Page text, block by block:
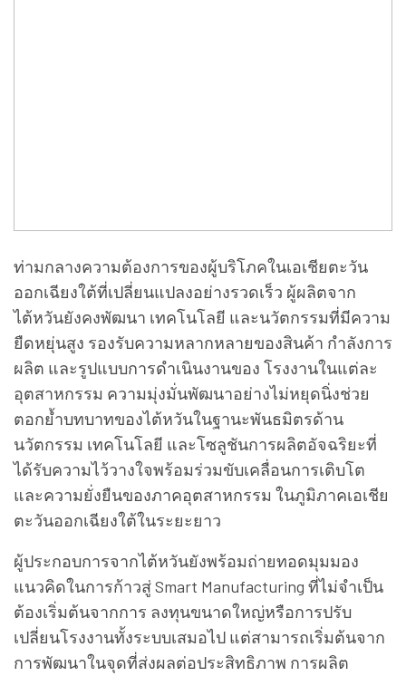
ท่ามกลางความต้องการของผู้บริโภคในเอเชียตะวัน
ออกเฉียงใต้ที่เปลี่ยนแปลงอย่างรวดเร็ว ผู้ผลิตจาก
ไต้หวันยังคงพัฒนา เทคโนโลยี และนวัตกรรมที่มีความ
ยืดหยุ่นสูง รองรับความหลากหลายของสินค้า กำลังการ
ผลิต และรูปแบบการดำเนินงานของ โรงงานในแต่ละ
อุตสาหกรรม ความมุ่งมั่นพัฒนาอย่างไม่หยุดนิ่งช่วย
ตอกย้ำบทบาทของไต้หวันในฐานะพันธมิตรด้าน
นวัตกรรม เทคโนโลยี และโซลูชันการผลิตอัจฉริยะที่
ได้รับความไว้วางใจพร้อมร่วมขับเคลื่อนการเติบโต
และความยั่งยืนของภาคอุตสาหกรรม ในภูมิภาคเอเชีย
ตะวันออกเฉียงใต้ในระยะยาว
ผู้ประกอบการจากไต้หวันยังพร้อมถ่ายทอดมุมมอง
แนวคิดในการก้าวสู่ Smart Manufacturing ที่ไม่จำเป็น
ต้องเริ่มต้นจากการ ลงทุนขนาดใหญ่หรือการปรับ
เปลี่ยนโรงงานทั้งระบบเสมอไป แต่สามารถเริ่มต้นจาก
การพัฒนาในจุดที่ส่งผลต่อประสิทธิภาพ การผลิต